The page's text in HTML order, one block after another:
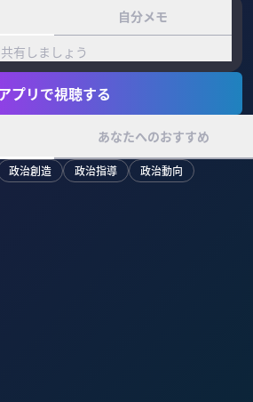
自分メモ
有しましょう
プリで視聴する
あなたへのおすすめ
政治創造 政治指導 政治動向